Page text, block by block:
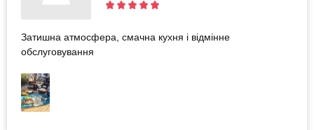
Затишна атмосфера, смачна кухня і відмінне
обслуговування